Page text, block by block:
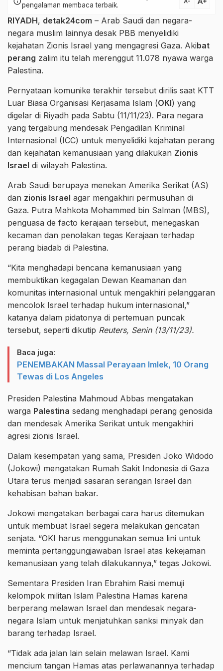
pengalaman membaca terbaik.
RIYADH, detak24com – Arab Saudi dan negara-
negara muslim lainnya desak PBB menyelidiki
kejahatan Zionis Israel yang mengagresi Gaza. Akibat
perang zalim itu telah merenggut 11.078 nyawa warga
Palestina.
Pernyataan komunike terakhir tersebut dirilis saat KTT
Luar Biasa Organisasi Kerjasama Islam (OKI) yang
digelar di Riyadh pada Sabtu (11/11/23). Para negara
yang tergabung mendesak Pengadilan Kriminal
Internasional (ICC) untuk menyelidiki kejahatan perang
dan kejahatan kemanusiaan yang dilakukan Zionis
Israel di wilayah Palestina.
Arab Saudi berupaya menekan Amerika Serikat (AS)
dan zionis Israel agar mengakhiri permusuhan di
Gaza. Putra Mahkota Mohammed bin Salman (MBS),
penguasa de facto kerajaan tersebut, menegaskan
kecaman dan penolakan tegas Kerajaan terhadap
perang biadab di Palestina.
“Kita menghadapi bencana kemanusiaan yang
membuktikan kegagalan Dewan Keamanan dan
komunitas internasional untuk mengakhiri pelanggaran
mencolok Israel terhadap hukum internasional,”
katanya dalam pidatonya di pertemuan puncak
tersebut, seperti dikutip Reuters, Senin (13/11/23).
Baca juga:
PENEMBAKAN Massal Perayaan Imlek, 10 Orang
Tewas di Los Angeles
Presiden Palestina Mahmoud Abbas mengatakan
warga Palestina sedang menghadapi perang genosida
dan mendesak Amerika Serikat untuk mengakhiri
agresi zionis Israel.
Dalam kesempatan yang sama, Presiden Joko Widodo
(Jokowi) mengatakan Rumah Sakit Indonesia di Gaza
Utara terus menjadi sasaran serangan Israel dan
kehabisan bahan bakar.
Jokowi mengatakan berbagai cara harus ditemukan
untuk membuat Israel segera melakukan gencatan
senjata. “OKI harus menggunakan semua lini untuk
meminta pertanggungjawaban Israel atas kekejaman
kemanusiaan yang telah dilakukannya,” tegas Jokowi.
Sementara Presiden Iran Ebrahim Raisi memuji
kelompok militan Islam Palestina Hamas karena
berperang melawan Israel dan mendesak negara-
negara Islam untuk menjatuhkan sanksi minyak dan
barang terhadap Israel.
“Tidak ada jalan lain selain melawan Israel. Kami
mencium tangan Hamas atas perlawanannya terhadap